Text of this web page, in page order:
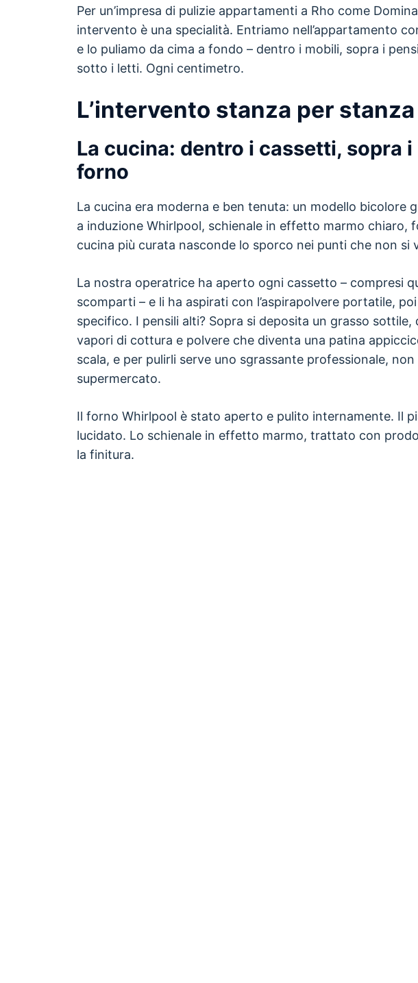
Per un’impresa di pulizie appartamenti a Rho come
intervento è una specialità. Entriamo nell’appartamento
e lo puliamo da cima a fondo – dentro i mobili, sopra i
sotto i letti. Ogni centimetro.
L’intervento stanza per stanza
La cucina: dentro i cassetti, sopra
forno
La cucina era moderna e ben tenuta: un modello bicolore
a induzione Whirlpool, schienale in effetto marmo chiaro,
cucina più curata nasconde lo sporco nei punti che non si
La nostra operatrice ha aperto ogni cassetto – compresi
scomparti – e li ha aspirati con l’aspirapolvere portatile,
specifico. I pensili alti? Sopra si deposita un grasso sottile,
vapori di cottura e polvere che diventa una patina
scala, e per pulirli serve uno sgrassante professionale,
supermercato.
Il forno Whirlpool è stato aperto e pulito internamente. Il
lucidato. Lo schienale in effetto marmo, trattato con
la finitura.